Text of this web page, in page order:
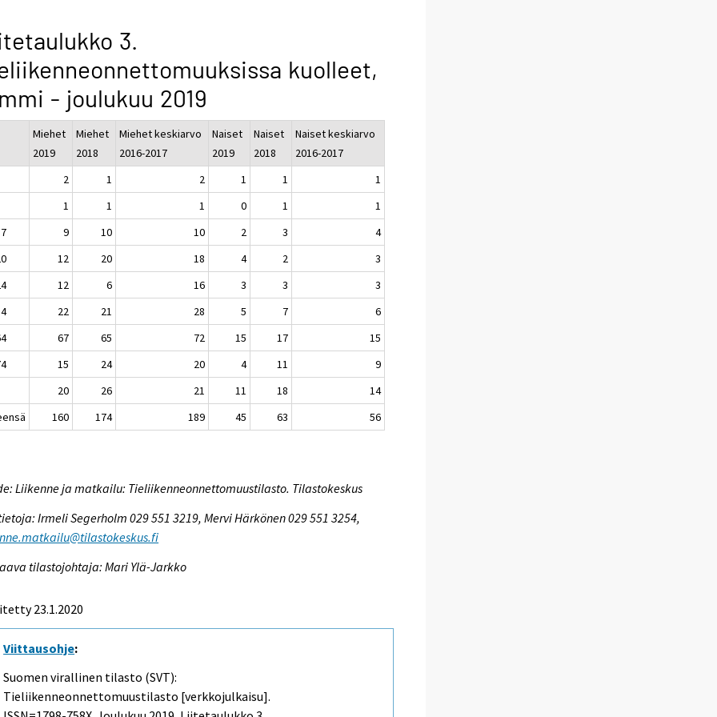
3.
kuolleet,
- joulukuu 2019
Miehet
2019
Miehet
2018
Miehet keskiarvo
2016-2017
Naiset
2019
Naiset
2018
Naiset keskiarvo
2016-2017
2
1 2 1 1
1
1
1 1 0 1
1
9 10 10 2 3
4
12 20 18 4 2
3
12 6 16 3 3
3
22 21 28 5 7
6
67 65 72 15 17
15
15 24 20 4 11
9
20
26 21 11 18
14
160 174 189 45 63 56
Liikenne ja matkailu: Tieliikenneonnettomuustilasto. Tilastokeskus
Irmeli Segerholm 029 551 3219, Mervi Härkönen 029 551 3254,
tilastojohtaja: Mari Ylä-Jarkko
23.1.2020
Viittausohje:
Suomen virallinen tilasto (SVT):
Tieliikenneonnettomuustilasto [verkkojulkaisu].